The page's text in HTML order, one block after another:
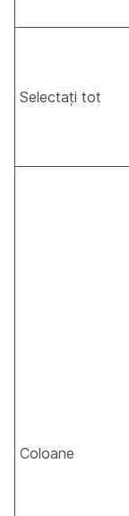
Selectați tot
Coloane